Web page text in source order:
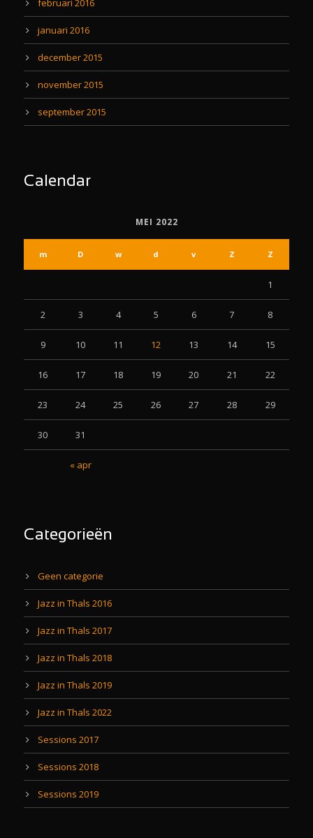
februari 2016
januari 2016
december 2015
november 2015
september 2015
Calendar
MEI 2022
m D w d v Z Z
« apr
1
2 3 4 5 6 7 8
9 10 11 12 13 14 15
16 17 18 19 20 21 22
23 24 25 26 27 28 29
30 31
Categorieën
Geen categorie
Jazz in Thals 2016
Jazz in Thals 2017
Jazz in Thals 2018
Jazz in Thals 2019
Jazz in Thals 2022
Sessions 2017
Sessions 2018
Sessions 2019